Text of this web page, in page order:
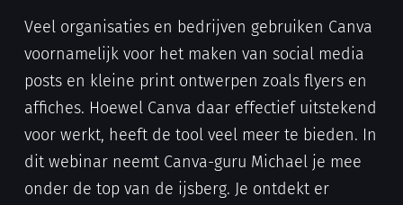
Veel organisaties en bedrijven gebruiken Canva
voornamelijk voor het maken van social media
posts en kleine print ontwerpen zoals flyers en
affiches. Hoewel Canva daar effectief uitstekend
voor werkt, heeft de tool veel meer te bieden. In
dit webinar neemt Canva-guru Michael je mee
onder de top van de ijsberg. Je ontdekt er